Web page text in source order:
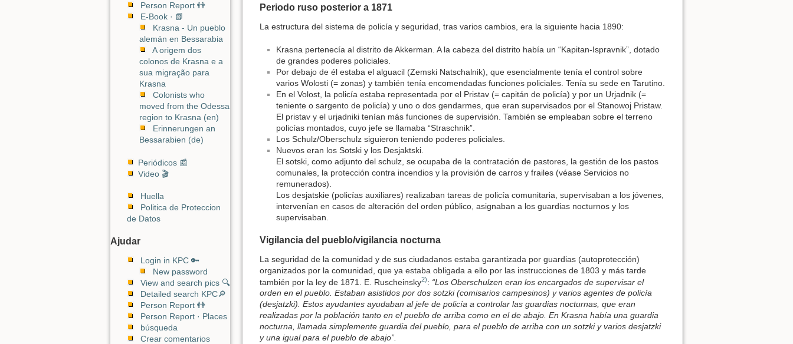
Person Report 👬
E-Book · 📗
Krasna - Un pueblo
alemán en Bessarabia
A origem dos
colonos de Krasna e a
sua migração para
Krasna
Colonists who
moved from the Odessa
region to Krasna (en)
Erinnerungen an
Bessarabien (de)
Periódicos 📰
Video 🎬
Huella
Politica de Proteccion
de Datos
Ajudar
Login in KPC 🔑
New password
View and search pics 🔍
Detailed search KPC🔎
Person Report 👬
Person Report · Places
búsqueda
Crear comentarios
Periodo ruso posterior a 1871
La estructura del sistema de policía y seguridad, tras varios cambios, era la siguiente hacia 1890:
Krasna pertenecía al distrito de Akkerman. A la cabeza del distrito había un “Kapitan-Ispravnik”, dotado
de grandes poderes policiales.
Por debajo de él estaba el alguacil (Zemski Natschalnik), que esencialmente tenía el control sobre
varios Wolosti (= zonas) y también tenía encomendadas funciones policiales. Tenía su sede en Tarutino.
En el Volost, la policía estaba representada por el Pristav (= capitán de policía) y por un Urjadnik (=
teniente o sargento de policía) y uno o dos gendarmes, que eran supervisados por el Stanowoj Pristaw.
El pristav y el urjadniki tenían más funciones de supervisión. También se empleaban sobre el terreno
policías montados, cuyo jefe se llamaba “Straschnik”.
Los Schulz/Oberschulz siguieron teniendo poderes policiales.
Nuevos eran los Sotski y los Desjaktski.
El sotski, como adjunto del schulz, se ocupaba de la contratación de pastores, la gestión de los pastos
comunales, la protección contra incendios y la provisión de carros y frailes (véase Servicios no
remunerados).
Los desjatskie (policías auxiliares) realizaban tareas de policía comunitaria, supervisaban a los jóvenes,
intervenían en casos de alteración del orden público, asignaban a los guardias nocturnos y los
supervisaban.
Vigilancia del pueblo/vigilancia nocturna
La seguridad de la comunidad y de sus ciudadanos estaba garantizada por guardias (autoprotección)
organizados por la comunidad, que ya estaba obligada a ello por las instrucciones de 1803 y más tarde
también por la ley de 1871. E. Ruscheinsky2): “Los Oberschulzen eran los encargados de supervisar el
orden en el pueblo. Estaban asistidos por dos sotzki (comisarios campesinos) y varios agentes de policía
(desjatzki). Estos ayudantes ayudaban al jefe de policía a controlar las guardias nocturnas, que eran
realizadas por la población tanto en el pueblo de arriba como en el de abajo. En Krasna había una guardia
nocturna, llamada simplemente guardia del pueblo, para el pueblo de arriba con un sotzki y varios desjatzki
y una igual para el pueblo de abajo”.